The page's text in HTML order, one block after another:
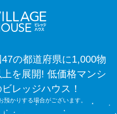
の都道府県に1,000物
を展開! 低価格マンシ
レッジハウス！
かりする場合がございます。